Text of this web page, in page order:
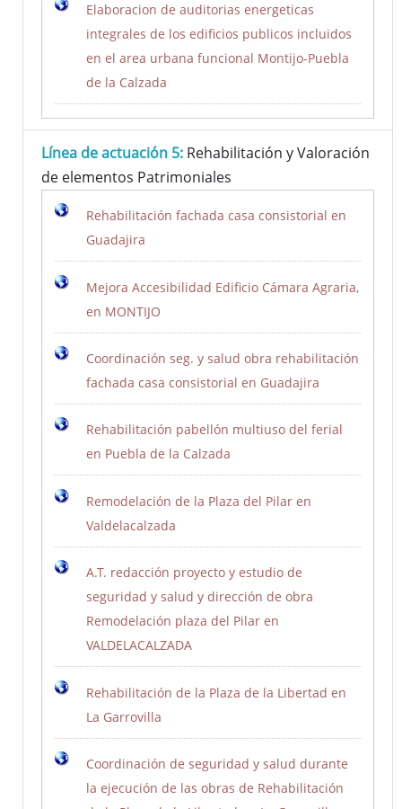
Elaboracion de auditorias energeticas
integrales de los edificios publicos incluidos
en el area urbana funcional Montijo-Puebla
de la Calzada
Línea de actuación 5: Rehabilitación y Valoración
de elementos Patrimoniales
Rehabilitación fachada casa consistorial en
Guadajira
Mejora Accesibilidad Edificio Cámara Agraria,
en MONTIJO
Coordinación seg. y salud obra rehabilitación
fachada casa consistorial en Guadajira
Rehabilitación pabellón multiuso del ferial
en Puebla de la Calzada
Remodelación de la Plaza del Pilar en
Valdelacalzada
A.T. redacción proyecto y estudio de
seguridad y salud y dirección de obra
Remodelación plaza del Pilar en
VALDELACALZADA
Rehabilitación de la Plaza de la Libertad en
La Garrovilla
Coordinación de seguridad y salud durante
la ejecución de las obras de Rehabilitación